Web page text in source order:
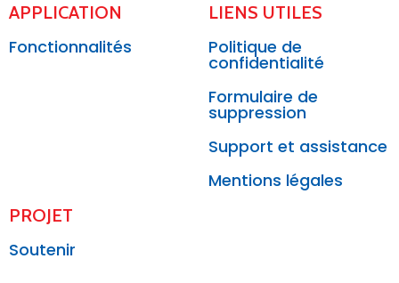
APPLICATION
Fonctionnalités
LIENS UTILES
Politique de
confidentialité
Formulaire de
suppression
Support et assistance
Mentions légales
PROJET
Soutenir